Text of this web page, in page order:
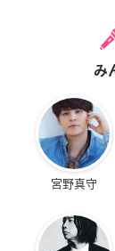
み
宮野真守